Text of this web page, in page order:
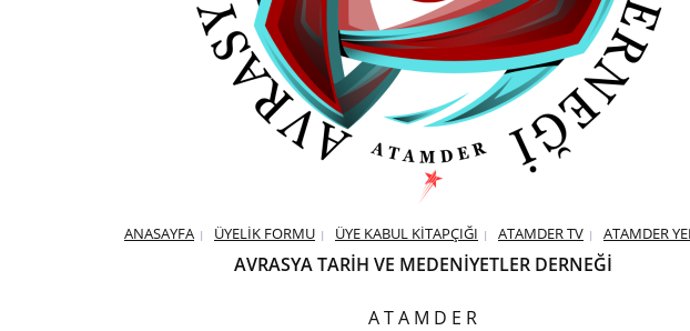
ANASAYFA ÜYELİK FORMU ÜYE KABUL KİTAPÇIĞI ATAMDER TV ATAMDER
AVRASYA TARİH VE MEDENİYETLER DERNEĞİ
A T A M D E R